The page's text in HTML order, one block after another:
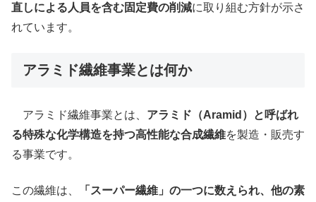
直しによる人員を含む固定費の削減に取り組む方針が示さ
れています。
アラミド繊維事業とは何か
アラミド繊維事業とは、 アラミド（Aramid）と呼ばれ
る特殊な化学構造を持つ高性能な合成繊維を製造・販売す
る事業です。
この繊維は、
「スーパー繊維」の一つに数えられ、他の素